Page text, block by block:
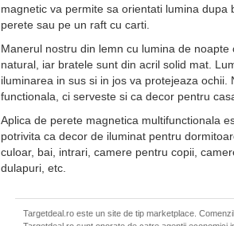
magnetic va permite sa orientati lumina dupa
perete sau pe un raft cu carti.
Manerul nostru din lemn cu lumina de
natural, iar bratele sunt din acril solid mat.
iluminarea in sus si in jos va protejeaza ochii.
functionala, ci serveste si ca decor pentru
Aplica de perete magnetica multifunctionala
potrivita ca decor de iluminat pentru
culoar, bai, intrari, camere pentru copii,
dulapuri, etc.
Targetdeal.ro este un site de tip marketplace.